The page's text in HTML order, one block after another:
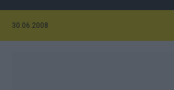
30.06.2008